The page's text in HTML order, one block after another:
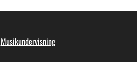
Musikundervisning